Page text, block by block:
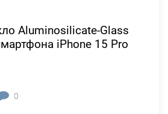
Aluminosilicate-Glass
iPhone 15 Pro
0